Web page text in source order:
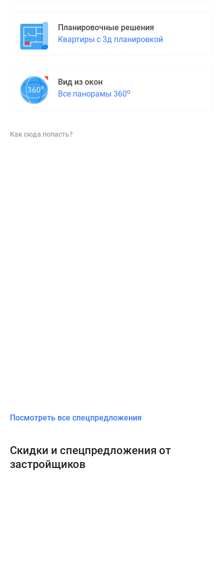
Планировочные решения
Квартиры с 3д планировкой
Вид из окон
Все панорамы 360о
Как сюда попасть?
Посмотреть все спецпредложения
Скидки и спецпредложения от
застройщиков